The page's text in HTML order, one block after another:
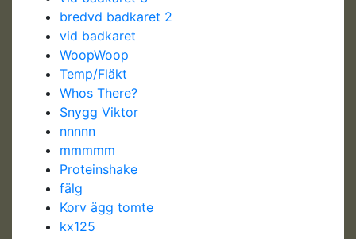
bredvd badkaret 2
vid badkaret
WoopWoop
Temp/Fläkt
Whos There?
Snygg Viktor
nnnnn
mmmmm
Proteinshake
fälg
Korv ägg tomte
kx125